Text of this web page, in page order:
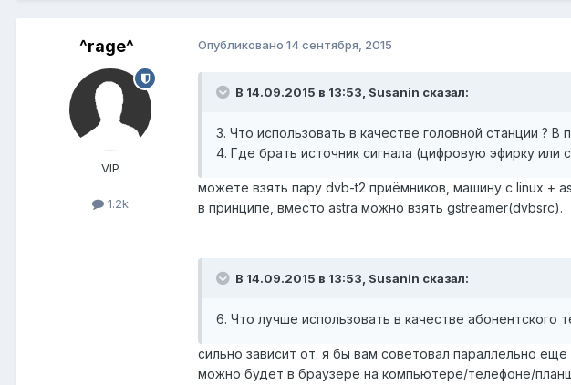
^rage^
VIP
1.2k
Опубликовано 14 сентября, 2015
В 14.09.2015 в 13:53, Susanin сказал:
3. Что использовать в качестве головной станции ?
4. Где брать источник сигнала (цифровую эфирку или
можете взять пару dvb-t2 приёмников, машину с linux +
в принципе, вместо astra можно взять gstreamer(dvbsrc).
В 14.09.2015 в 13:53, Susanin сказал:
6. Что лучше использовать в качестве абонентского
сильно зависит от. я бы вам советовал параллельно
можно будет в браузере на компьютере/телефоне/